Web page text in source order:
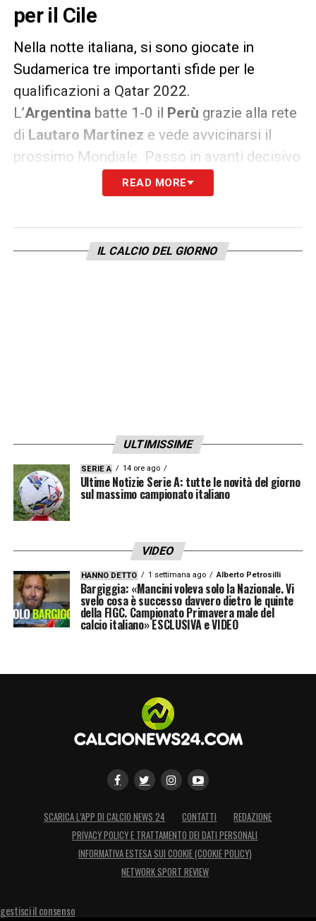
per il Cile
Nella notte italiana, si sono giocate in
Sudamerica tre importanti sfide per le
qualificazioni a Qatar 2022.
L’Argentina batte 1-0 il Perù grazie alla rete
di Lautaro Martinez e vede avvicinarsi il
prossimo Mondiale. Passo in avanti decisivo
Brasileche strapazza 4-1
e resta saldamente al comando
e due volteRaphinha, inutile per la
Celeste la rete diSuarez.
LA PLAYLIST DELLE NOSTRE TOP NEWS
READ MORE
IL CALCIO DEL GIORNO
ULTIMISSIME
SERIE A 14 ore ago
Ultime Notizie Serie A: tutte le novità del giorno
sul massimo campionato italiano
VIDEO
HANNO DETTO 1 settimana ago Alberto Petrosilli
Bargiggia: «Mancini voleva solo la Nazionale. Vi
svelo cosa è successo davvero dietro le quinte
della FIGC. Campionato Primavera male del
calcio italiano» ESCLUSIVA e VIDEO
SCARICA L’APP DI CALCIO NEWS 24 CONTATTI
REDAZIONE
PRIVACY POLICY E TRATTAMENTO DEI DATI PERSONALI
INFORMATIVA ESTESA SUI COOKIE (COOKIE POLICY)
NETWORK SPORT REVIEW
gestisci il consenso